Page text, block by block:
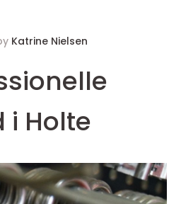
Katrine Nielsen
i Holte